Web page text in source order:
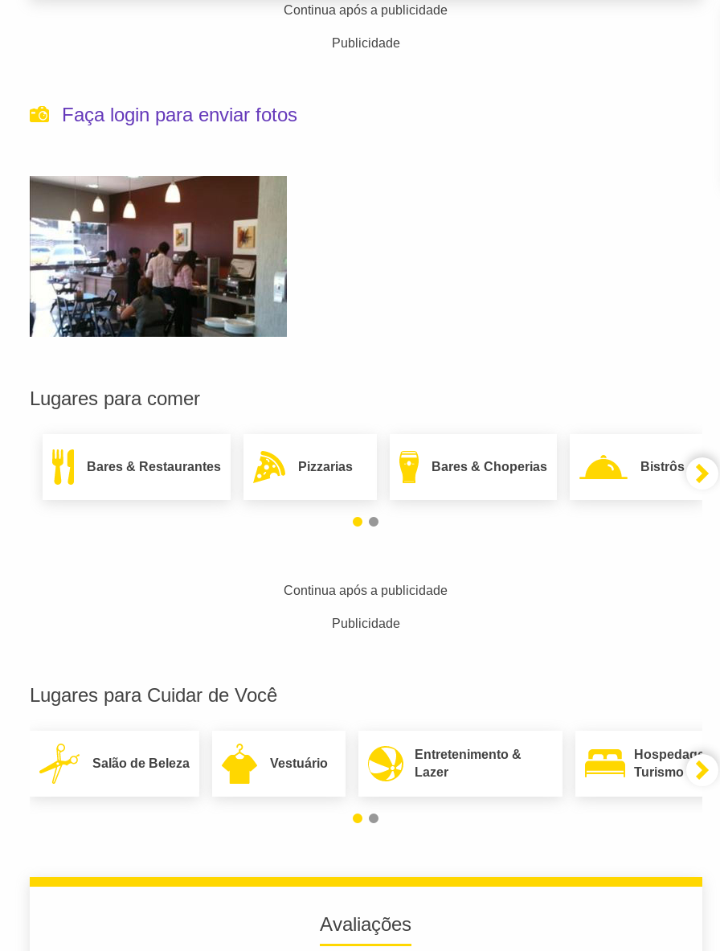
Continua após a publicidade
Publicidade
Faça login para enviar fotos
Lugares para comer
Bares & Restaurantes Pizzarias Bares & Choperias Bistrôs
Continua após a publicidade
Publicidade
Lugares para Cuidar de Você
Salão de Beleza Vestuário
Entretenimento &
Lazer
Hospedagem
Turismo
Avaliações